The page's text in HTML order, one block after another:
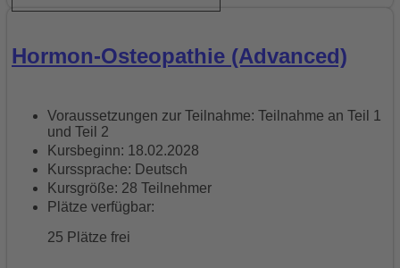
Hormon-Osteopathie (Advanced)
Voraussetzungen zur Teilnahme: Teilnahme an Teil 1
und Teil 2
Kursbeginn: 18.02.2028
Kurssprache: Deutsch
Kursgröße: 28 Teilnehmer
Plätze verfügbar:
25 Plätze frei